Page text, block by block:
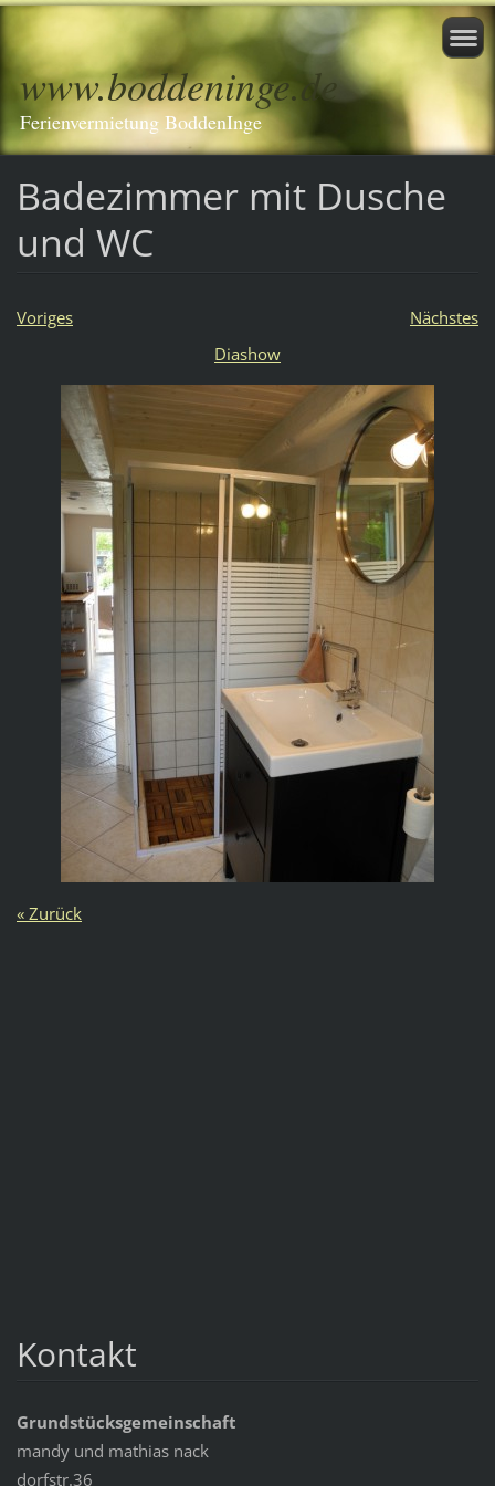
www.boddeninge.de
Ferienvermietung BoddenInge
Badezimmer mit Dusche
und WC
Voriges
Nächstes
Diashow
« Zurück
Kontakt
Grundstücksgemeinschaft
mandy und mathias nack
dorfstr.36